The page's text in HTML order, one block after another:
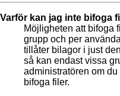
Varför kan jag inte bifoga
Möjligheten att bifoga
grupp och per
tillåter bilagor i just
så kan endast vissa
administratören om
bifoga filer.